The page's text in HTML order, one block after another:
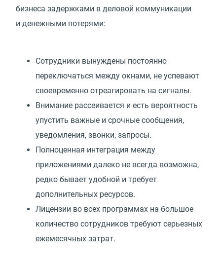
бизнеса задержками в деловой коммуникации
и денежными потерями:
Сотрудники вынуждены постоянно
переключаться между окнами, не успевают
своевременно отреагировать на сигналы.
Внимание рассеивается и есть вероятность
упустить важные и срочные сообщения,
уведомления, звонки, запросы.
Полноценная интеграция между
приложениями далеко не всегда возможна,
редко бывает удобной и требует
дополнительных ресурсов.
Лицензии во всех программах на большое
количество сотрудников требуют серьезных
ежемесячных затрат.